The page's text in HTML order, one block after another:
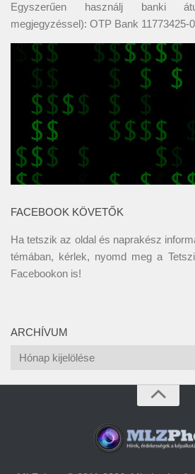
Egyszerűen használj banki
megjegyzéssel): OTP Bank 11773425-
FACEBOOK KÖVETŐK
Ha tetszik az oldal és naprakész
témában, kérlek, nyomd meg a
Facebookon is!
ARCHÍVUM
Archívum